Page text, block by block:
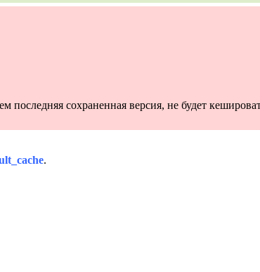
сохраненная версия, не будет
.